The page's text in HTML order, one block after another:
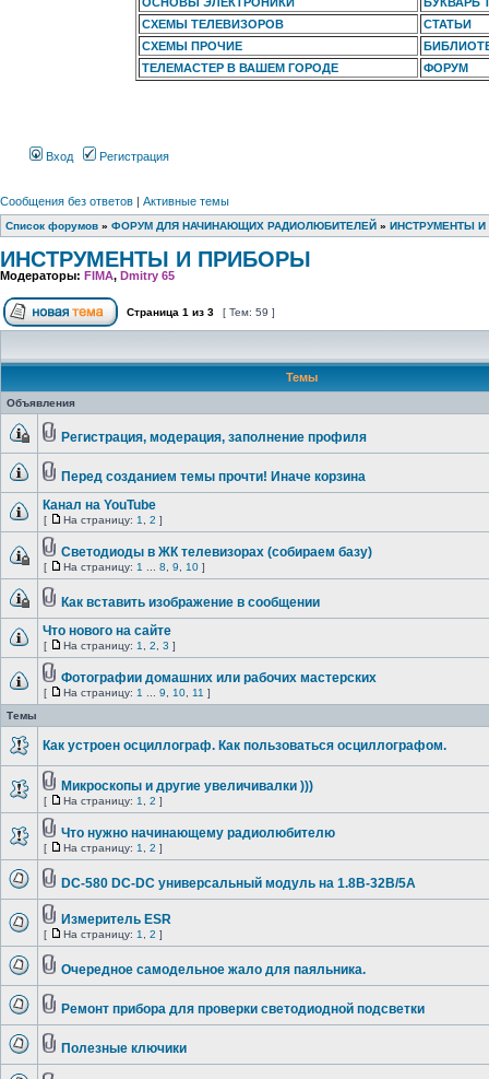
СХЕМЫ ТЕЛЕВИЗОРОВ
СТАТЬИ
СХЕМЫ ПРОЧИЕ
ТЕЛЕМАСТЕР В ВАШЕМ ГОРОДЕ
ФОРУМ
Вход Регистрация
Сообщения без ответов | Активные темы
Список форумов » ФОРУМ ДЛЯ НАЧИНАЮЩИХ РАДИОЛЮБИТЕЛЕЙ » ИНСТРУМЕНТЫ
ИНСТРУМЕНТЫ И ПРИБОРЫ
Модераторы: FIMA, Dmitry 65
Страница 1 из 3 [ Тем: 59 ]
Темы
Объявления
Регистрация, модерация, заполнение профиля
Перед созданием темы прочти! Иначе корзина
Канал на YouTube
[ На страницу: 1 2 ]
Светодиоды в ЖК телевизорах (собираем базу)
[ На страницу: 1 8 9 10 ]
Как вставить изображение в сообщении
Что нового на сайте
[ На страницу: 1 2 3 ]
Фотографии домашних или рабочих мастерских
[ На страницу: 1 9 10 11 ]
Темы
Как устроен осциллограф. Как пользоваться осциллографом.
Микроскопы и другие увеличивалки )))
[ На страницу: 1 2 ]
Что нужно начинающему радиолюбителю
[ На страницу: 1 2 ]
DC-580 DC-DC универсальный модуль на 1.8В-32В/5А
Измеритель ESR
[ На страницу: 1 2 ]
Очередное самодельное жало для паяльника.
Ремонт прибора для проверки светодиодной подсветки
Полезные ключики